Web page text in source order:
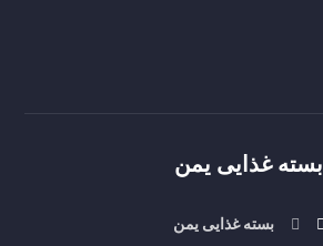
بسته غذایی یمن
بسته غذایی یمن